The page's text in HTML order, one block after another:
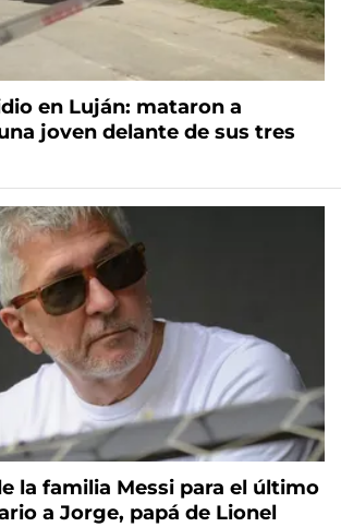
en Luján: mataron a
joven delante de sus tres
la familia Messi para el último
a Jorge, papá de Lionel